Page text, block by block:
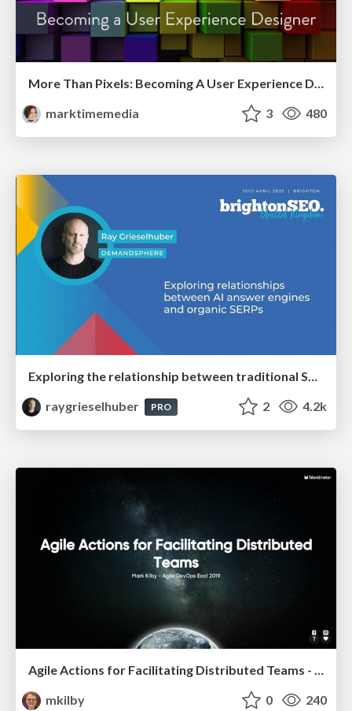
More Than Pixels: Becoming A User Experience Designer
marktimemedia
3 480
Exploring the relationship between traditional SERPs and Gen AI search
raygrieselhuber
PRO 2 4.2k
mkilby
0 240